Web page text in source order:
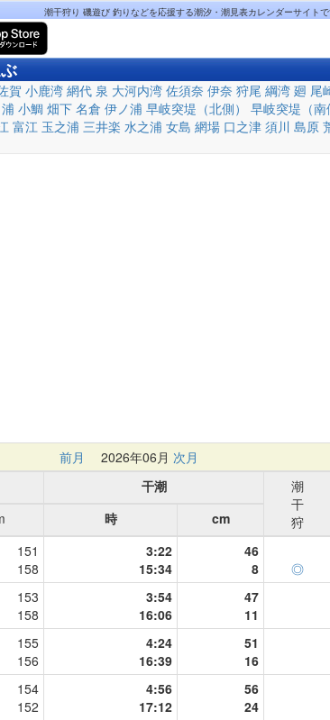
潮干狩り 磯遊び 釣りなどを応援する潮汐・潮見表カレンダーサイトで
賀 小鹿湾 網代 泉 大河内湾 佐須奈 伊奈 狩尾 綱湾 廻 尾
小鯛 畑下 名倉 伊ノ浦 早岐突堤（北側） 早岐突堤（南
富江 玉之浦 三井楽 水之浦 女島 網場 口之津 須川 島原
前月 2026年06月 次月
干潮
潮
干
狩
時
cm
151
158
3:22
15:34
46
8
◎
153
158
3:54
16:06
47
11
155
156
4:24
16:39
51
16
154
152
4:56
17:12
56
24